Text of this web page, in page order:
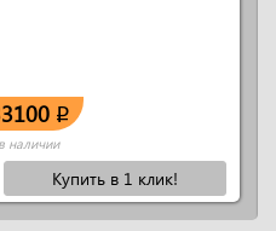
q
наличии
Купить в 1 клик!